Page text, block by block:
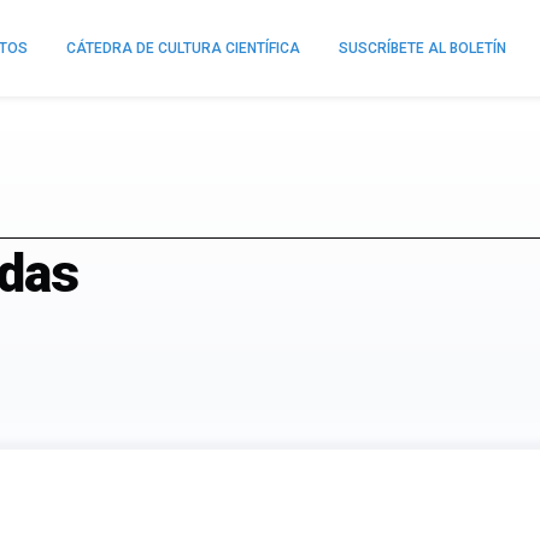
CÁTEDRA DE CULTURA CIENTÍFICA SUSCRÍBETE AL BOLETÍN